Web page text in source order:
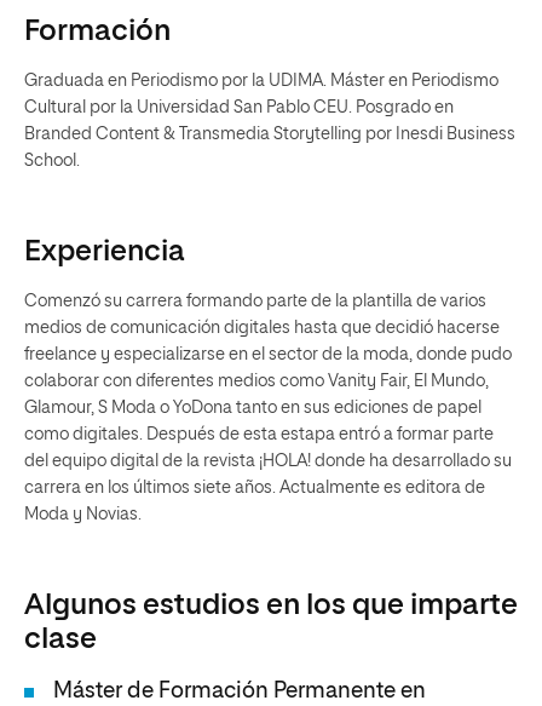
Formación
Graduada en Periodismo por la UDIMA. Máster en Periodismo
Cultural por la Universidad San Pablo CEU. Posgrado en
Branded Content & Transmedia Storytelling por Inesdi Business
School.
Experiencia
Comenzó su carrera formando parte de la plantilla de varios
medios de comunicación digitales hasta que decidió hacerse
freelance y especializarse en el sector de la moda, donde pudo
colaborar con diferentes medios como Vanity Fair, El Mundo,
Glamour, S Moda o YoDona tanto en sus ediciones de papel
como digitales. Después de esta estapa entró a formar parte
del equipo digital de la revista ¡HOLA! donde ha desarrollado su
carrera en los últimos siete años. Actualmente es editora de
Moda y Novias.
Algunos estudios en los que imparte
clase
Máster de Formación Permanente en